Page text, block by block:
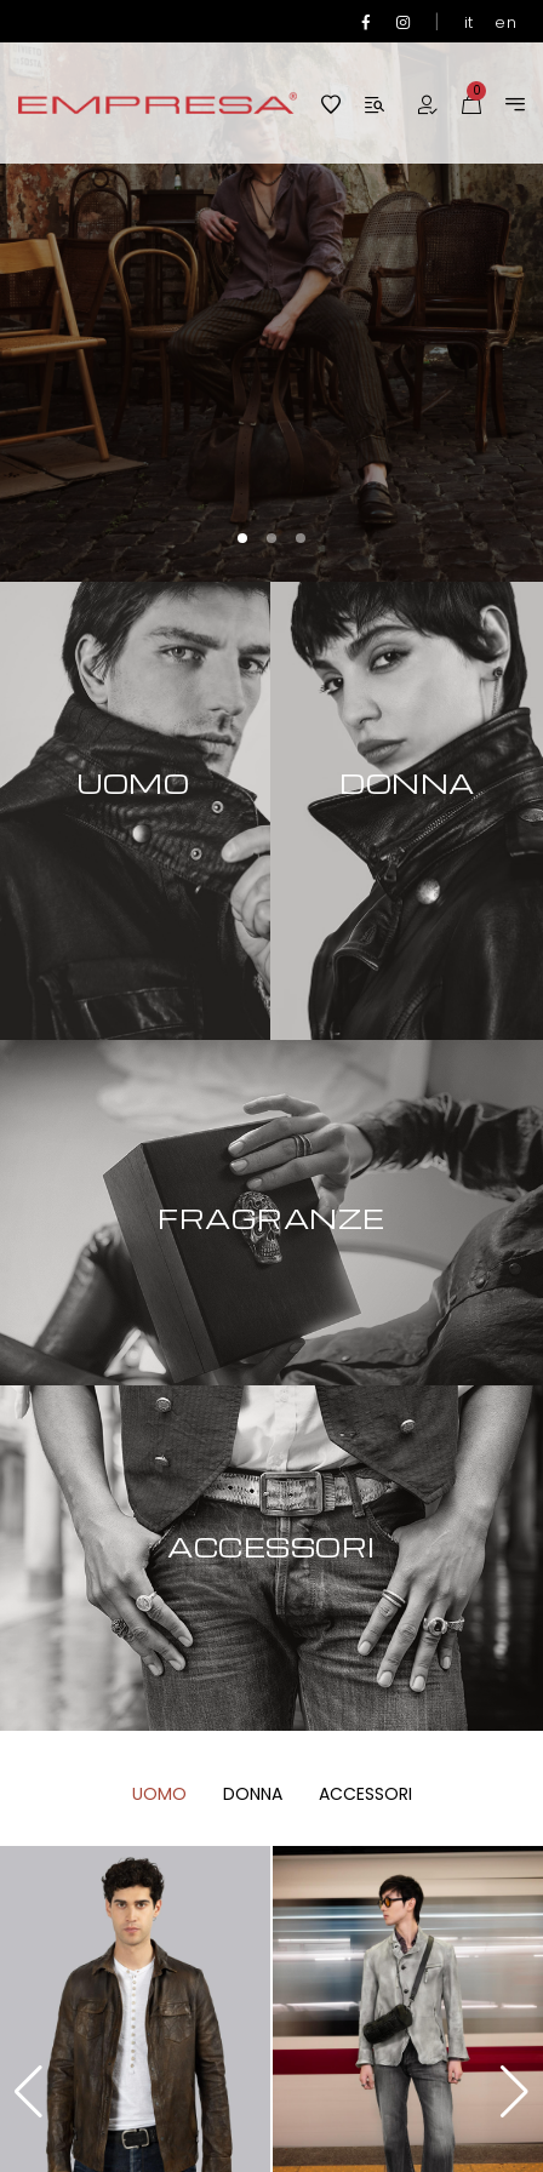
| it en
0
UOMO DONNA
FRAGRANZE
ACCESSORI
UOMO DONNA ACCESSORI